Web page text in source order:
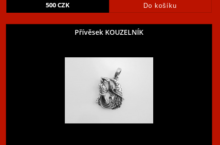
500CZK
Přívěsek KOUZELNÍK